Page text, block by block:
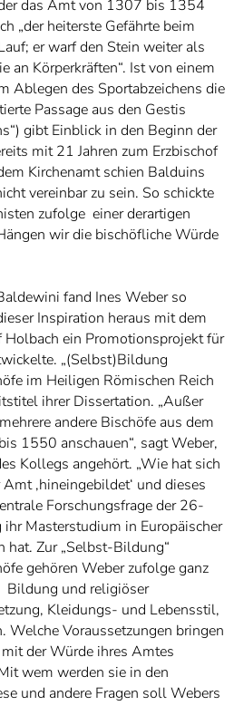
das Amt von 1307 bis 1354
„der heiterste Gefährte beim
er warf den Stein weiter als
an Körperkräften“. Ist von einem
Ablegen des Sportabzeichens die
Passage aus den Gestis
gibt Einblick in den Beginn der
mit 21 Jahren zum Erzbischof
Kirchenamt schien Balduins
vereinbar zu sein. So schickte
zufolge einer derartigen
wir die bischöfliche Würde
fand Ines Weber so
Inspiration heraus mit dem
ein Promotionsprojekt für
„(Selbst)Bildung
im Heiligen Römischen Reich
ihrer Dissertation. „Außer
andere Bischöfe aus dem
1550 anschauen“, sagt Weber,
Kollegs angehört. „Wie hat sich
,hineingebildet‘ und dieses
Forschungsfrage der 26-
Masterstudium in Europäischer
hat. Zur „Selbst-Bildung“
gehören Weber zufolge ganz
Bildung und religiöser
Kleidungs- und Lebensstil,
Welche Voraussetzungen bringen
der Würde ihres Amtes
wem werden sie in den
und andere Fragen soll Webers